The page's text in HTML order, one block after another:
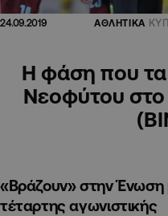
24.09.2019 ΑΘΛΗΤΙΚΑ
H φάση που
Νεοφύτου
«Βράζουν» στην Ένωση
τέταρτης αγωνιστικής